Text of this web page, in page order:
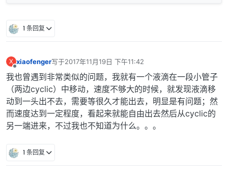
1 条回复
X
离线
xiaofenger写于2017年11月19日 下午11:42
最后由 编辑
我也曾遇到非常类似的问题，我就有一个液滴在一段小管子
（两边cyclic）中移动，速度不够大的时候，就发现液滴移
动到一头出不去，需要等很久才能出去，明显是有问题；然
而速度达到一定程度，看起来就能自由出去然后从cyclic的
另一端进来，不过我也不知道为什么。。。
1 条回复